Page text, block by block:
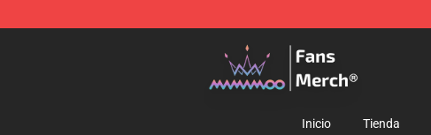
Mamamoo Store - Official Mamamoo Merchandise Shop
Inicio Tienda